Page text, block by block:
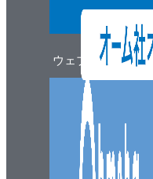
ウェブマガジン